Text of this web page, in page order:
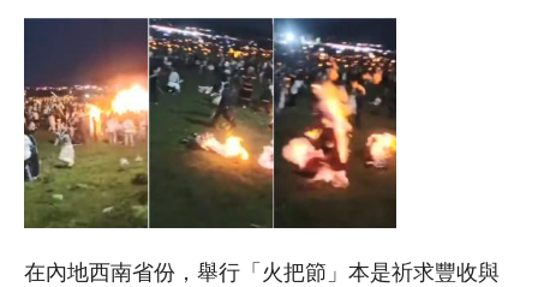
在內地西南省份，舉行「火把節」本是祈求豐收與